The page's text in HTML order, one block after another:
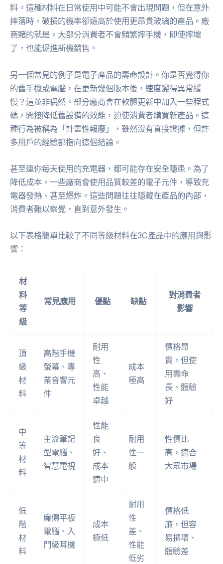
料。這種材料在日常使用中可能不會出現問題，但在意外
摔落時，破損的機率卻遠高於使用更昂貴玻璃的產品。廠
商賭的就是，大部分消費者不會頻繁摔手機，即使摔壞
了，也能促進新機銷售。
另一個常見的例子是電子產品的壽命設計。你是否覺得你
的舊手機或電腦，在更新幾個版本後，速度變得異常緩
慢？這並非偶然。部分廠商會在軟體更新中加入一些程式
碼，間接降低舊設備的效能，迫使消費者購買新產品。這
種行為被稱為「計畫性報廢」，雖然沒有直接證據，但許
多用戶的經驗都指向這個結論。
甚至連你每天使用的充電器，都可能存在安全隱患。為了
降低成本，一些廠商會使用品質較差的電子元件，導致充
電器發熱、甚至爆炸。這些問題往往隱藏在產品的內部，
消費者難以察覺，直到意外發生。
以下表格簡單比較了不同等級材料在3C產品中的應用與影
響：
材
料
等
級
常見應用 優點 缺點
對消費者
影響
頂
級
材
料
高階手機
螢幕、專
業音響元
件
耐用
性
高、
性能
卓越
成本
極高
價格昂
貴，但使
用壽命
長、體驗
好
中
等
材
料
主流筆記
型電腦、
智慧電視
性能
良
好、
成本
適中
耐用
性一
般
性價比
高，適合
大眾市場
低
階
材
料
廉價平板
電腦、入
門級耳機
成本
極低
耐用
性
差、
性能
低劣
價格低
廉，但容
易損壞、
體驗差